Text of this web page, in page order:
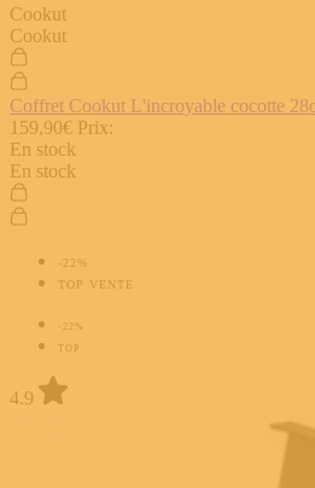
Cookut
Cookut
Coffret Cookut L'incroyable cocotte
159,90€ Prix:
En stock
En stock
-22%
TOP VENTE
-22%
TOP
4.9